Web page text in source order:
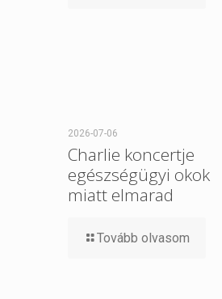
2026-07-06
Charlie koncertje
egészségügyi okok
miatt elmarad
Tovább olvasom